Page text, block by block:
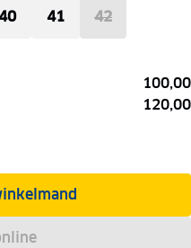
41 42
100,00
120,00